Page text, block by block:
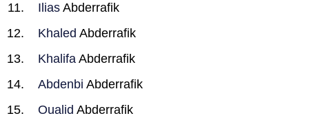
Ilias Abderrafik
Khaled Abderrafik
Khalifa Abderrafik
Abdenbi Abderrafik
Oualid Abderrafik